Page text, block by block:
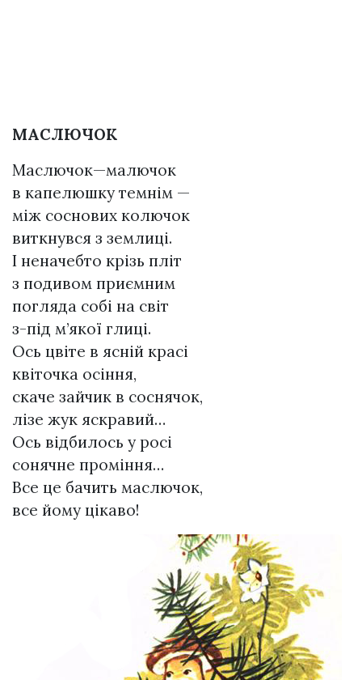
МАСЛЮЧОК
Маслючок—малючок
в капелюшку темнім —
між соснових колючок
виткнувся з землиці.
І неначебто крізь пліт
з подивом приємним
погляда собі на світ
з-під м’якої глиці.
Ось цвіте в ясній красі
квіточка осіння,
скаче зайчик в соснячок,
лізе жук яскравий…
Ось відбилось у росі
сонячне проміння…
Все це бачить маслючок,
все йому цікаво!